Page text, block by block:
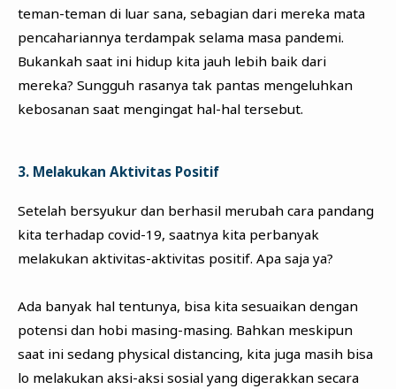
teman-teman di luar sana, sebagian dari mereka mata
pencahariannya terdampak selama masa pandemi.
Bukankah saat ini hidup kita jauh lebih baik dari
mereka? Sungguh rasanya tak pantas mengeluhkan
kebosanan saat mengingat hal-hal tersebut.
3. Melakukan Aktivitas Positif
Setelah bersyukur dan berhasil merubah cara pandang
kita terhadap covid-19, saatnya kita perbanyak
melakukan aktivitas-aktivitas positif. Apa saja ya?
Ada banyak hal tentunya, bisa kita sesuaikan dengan
potensi dan hobi masing-masing. Bahkan meskipun
saat ini sedang physical distancing, kita juga masih bisa
lo melakukan aksi-aksi sosial yang digerakkan secara